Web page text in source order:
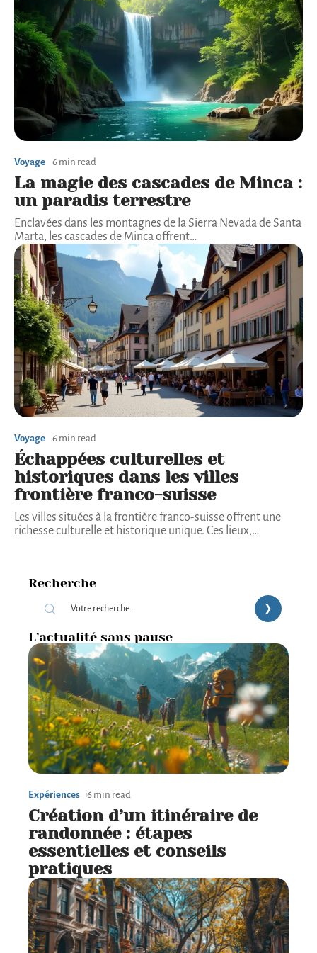
Voyage 6 min read
La magie des cascades de Minca :
un paradis terrestre
Enclavées dans les montagnes de la Sierra Nevada de Santa
Marta, les cascades de Minca offrent…
Voyage 6 min read
Échappées culturelles et
historiques dans les villes
frontière franco-suisse
Les villes situées à la frontière franco-suisse offrent une
richesse culturelle et historique unique. Ces lieux,…
Recherche
L’actualité sans pause
Expériences 6 min read
Création d’un itinéraire de
randonnée : étapes
essentielles et conseils
pratiques